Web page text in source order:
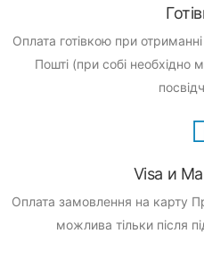
Оплата готівкою при
Пошті (при собі необхідно
Visa и
Оплата замовлення на карту
можлива тільки після